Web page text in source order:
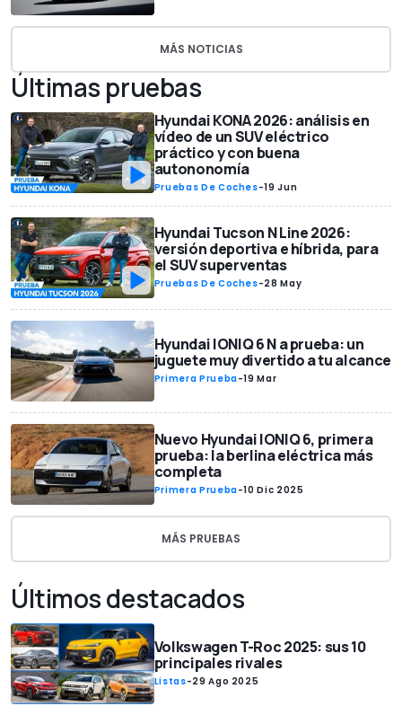
MÁS NOTICIAS
Últimas pruebas
Hyundai KONA 2026: análisis en
vídeo de un SUV eléctrico
práctico y con buena
autononomía
Pruebas De Coches-19 Jun
Hyundai Tucson N Line 2026:
versión deportiva e híbrida, para
el SUV superventas
Pruebas De Coches-28 May
Hyundai IONIQ 6 N a prueba: un
juguete muy divertido a tu alcance
Primera Prueba-19 Mar
Nuevo Hyundai IONIQ 6, primera
prueba: la berlina eléctrica más
completa
Primera Prueba-10 Dic 2025
MÁS PRUEBAS
Últimos destacados
Volkswagen T-Roc 2025: sus 10
principales rivales
Listas-29 Ago 2025